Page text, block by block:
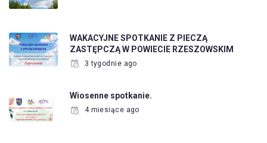
WAKACYJNE SPOTKANIE Z PIECZĄ
ZASTĘPCZĄ W POWIECIE RZESZOWSKIM
3 tygodnie ago
Wiosenne spotkanie.
4 miesiące ago